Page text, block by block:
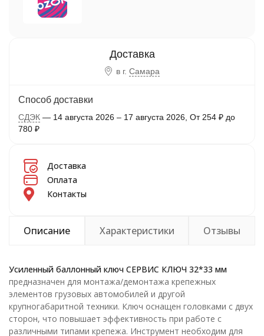
в г. Самара
Способ доставки
СДЭК 14 августа 2026 – 17 августа 2026 От 254 ₽ до
780 ₽
Доставка
Оплата
Контакты
Описание Характеристики Отзывы
Усиленный баллонный ключ СЕРВИС КЛЮЧ 32*33 мм
предназначен для монтажа/демонтажа крепежных
элементов грузовых автомобилей и другой
крупногабаритной техники. Ключ оснащен головками с двух
сторон, что повышает эффективность при работе с
различными типами крепежа. Инструмент необходим для